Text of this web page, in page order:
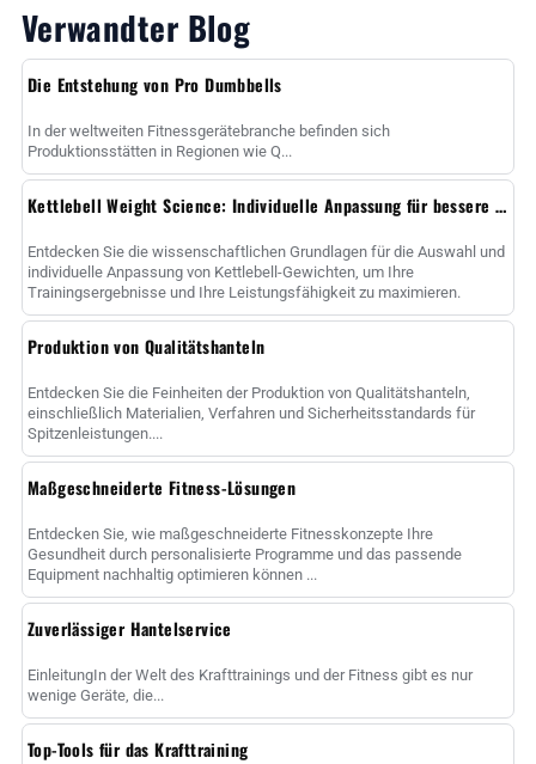
Verwandter Blog
Die Entstehung von Pro Dumbbells
In der weltweiten Fitnessgerätebranche befinden sich
Produktionsstätten in Regionen wie Q...
Kettlebell Weight Science: Individuelle Anpassung für bessere Ergebnisse
Entdecken Sie die wissenschaftlichen Grundlagen für die Auswahl und
individuelle Anpassung von Kettlebell-Gewichten, um Ihre
Trainingsergebnisse und Ihre Leistungsfähigkeit zu maximieren.
Produktion von Qualitätshanteln
Entdecken Sie die Feinheiten der Produktion von Qualitätshanteln,
einschließlich Materialien, Verfahren und Sicherheitsstandards für
Spitzenleistungen....
Maßgeschneiderte Fitness-Lösungen
Entdecken Sie, wie maßgeschneiderte Fitnesskonzepte Ihre
Gesundheit durch personalisierte Programme und das passende
Equipment nachhaltig optimieren können ...
Zuverlässiger Hantelservice
EinleitungIn der Welt des Krafttrainings und der Fitness gibt es nur
wenige Geräte, die...
Top-Tools für das Krafttraining